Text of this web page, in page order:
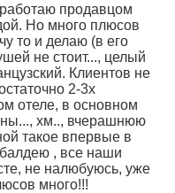
продавцом
Но много плюсов
то и делаю (в его
не стоит..., целый
Клиентов не
2-3х
отеле, в основном
хм.., вчерашнюю
такое впервые в
, все наши
не налюбуюсь, уже
много!!!